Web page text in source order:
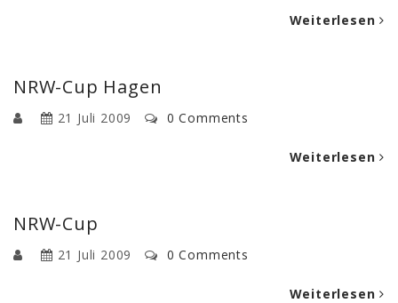
Weiterlesen
NRW-Cup Hagen
21 Juli 2009 0 Comments
Weiterlesen
NRW-Cup
21 Juli 2009 0 Comments
Weiterlesen